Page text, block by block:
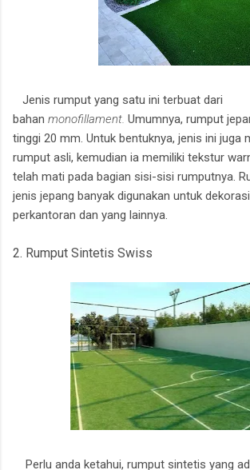
Jenis rumput yang satu ini terbuat dari
bahan monofillament. Umumnya, rumput
tinggi 20 mm. Untuk bentuknya, jenis ini juga
rumput asli, kemudian ia memiliki tekstur
telah mati pada bagian sisi-sisi rumputnya.
jenis jepang banyak digunakan untuk
perkantoran dan yang lainnya.
2. Rumput Sintetis Swiss
Perlu anda ketahui, rumput sintetis yang